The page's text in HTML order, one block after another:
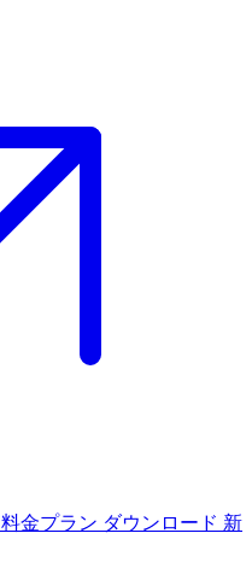
料金プラン ダウンロード 新